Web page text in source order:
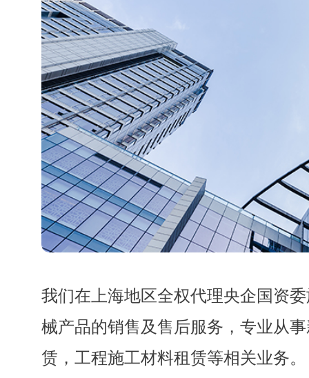
我们在上海地区全权代理央企国资
械产品的销售及售后服务，专业从
赁，工程施工材料租赁等相关业务